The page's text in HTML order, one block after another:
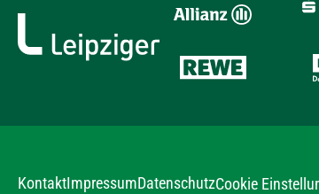
KontaktImpressumDatenschutzCookie